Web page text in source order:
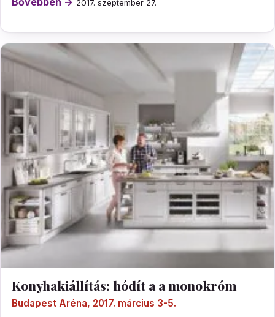
2017. szeptember 27.
Konyhakiállítás: hódít a a monokróm
Budapest Aréna, 2017. március 3-5.